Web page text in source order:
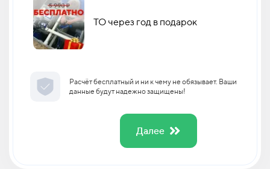
ТО через год в подарок
Расчёт бесплатный и ни к чему не обязывает. Ваши
данные будут надежно защищены!
Далее